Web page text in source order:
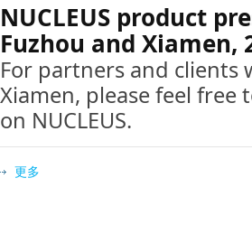
NUCLEUS product
Fuzhou and Xiamen,
For partners and clients
Xiamen, please feel free
on NUCLEUS.
更多